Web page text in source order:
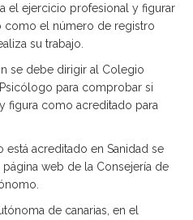
el ejercicio profesional y figurar
como el número de registro
su trabajo.
se debe dirigir al Colegio
para comprobar si
figura como acreditado para
acreditado en Sanidad se
web de la Consejería de
de canarias, en el